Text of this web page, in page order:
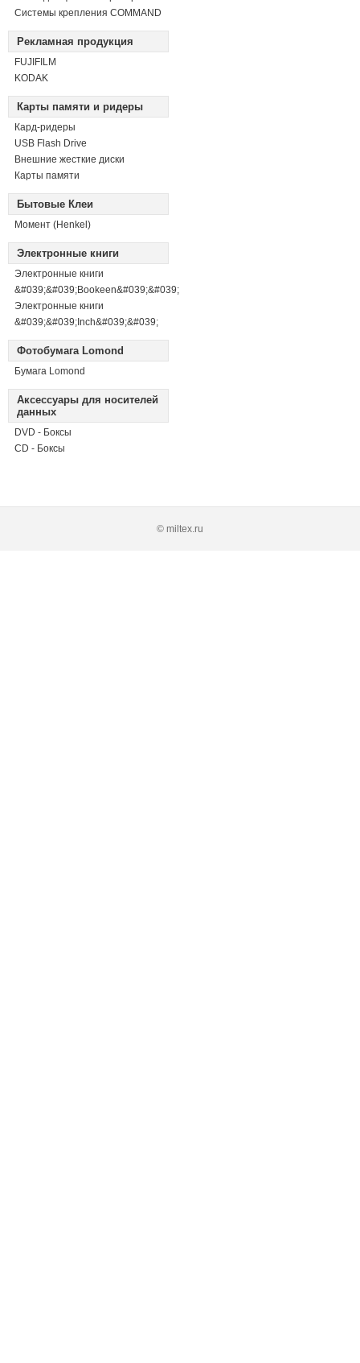
Системы крепления COMMAND
Рекламная продукция
FUJIFILM
KODAK
Карты памяти и ридеры
Кард-ридеры
USB Flash Drive
Внешние жесткие диски
Карты памяти
Бытовые Клеи
Момент (Henkel)
Электронные книги
Электронные книги
&#039;&#039;Bookeen&#039;&#039;
Электронные книги
&#039;&#039;Inch&#039;&#039;
Фотобумага Lomond
Бумага Lomond
Аксессуары для носителей
данных
DVD - Боксы
CD - Боксы
© miltex.ru